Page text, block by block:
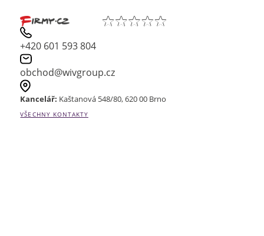
+420 601 593 804
obchod@wivgroup.cz
Kancelář: Kaštanová 548/80, 620 00 Brno
VŠECHNY KONTAKTY